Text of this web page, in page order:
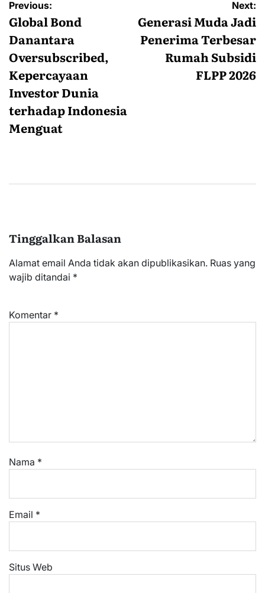
Navigasi
pos
Previous:
Global Bond
Danantara
Oversubscribed,
Kepercayaan
Investor Dunia
terhadap Indonesia
Menguat
Next:
Generasi Muda Jadi
Penerima Terbesar
Rumah Subsidi
FLPP 2026
Tinggalkan Balasan
Alamat email Anda tidak akan dipublikasikan. Ruas yang
wajib ditandai *
Komentar *
Nama *
Email *
Situs Web